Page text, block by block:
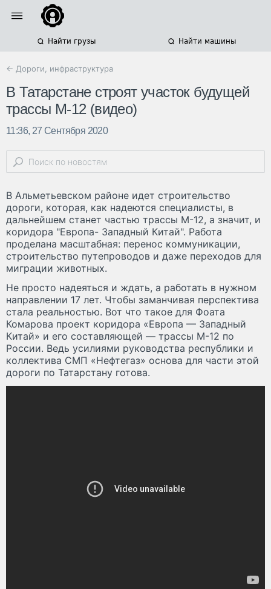
Найти грузы Найти машины
← Дороги, инфраструктура
В Татарстане строят участок будущей
трассы М-12 (видео)
11:36, 27 Сентября 2020
В Альметьевском районе идет строительство
дороги, которая, как надеются специалисты, в
дальнейшем станет частью трассы М-12, а значит, и
коридора "Европа- Западный Китай". Работа
проделана масштабная: перенос коммуникации,
строительство путепроводов и даже переходов для
миграции животных.
Не просто надеяться и ждать, а работать в нужном
направлении 17 лет. Чтобы заманчивая перспектива
стала реальностью. Вот что такое для Фоата
Комарова проект коридора «Европа — Западный
Китай» и его составляющей — трассы М-12 по
России. Ведь усилиями руководства республики и
коллектива СМП «Нефтегаз» основа для части этой
дороги по Татарстану готова.